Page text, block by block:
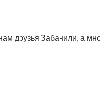
друзья.Забанили, а